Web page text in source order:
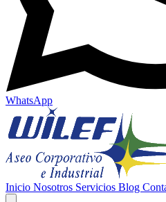
WhatsApp
Inicio Nosotros Servicios Blog